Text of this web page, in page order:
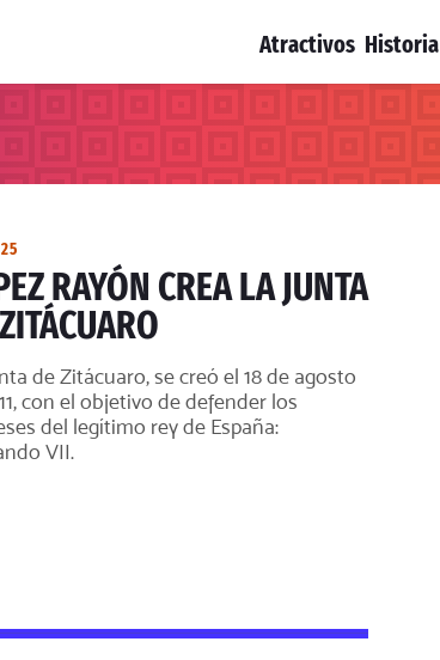
Atractivos Historia
RAYÓN CREA LA JUNTA
de Zitácuaro, se creó el 18 de agosto
con el objetivo de defender los
del legítimo rey de España:
VII.